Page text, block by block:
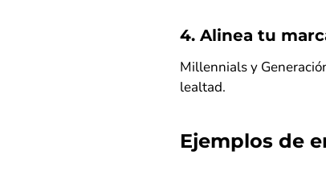
4. Alinea tu
Millennials y
lealtad.
Ejemplos de